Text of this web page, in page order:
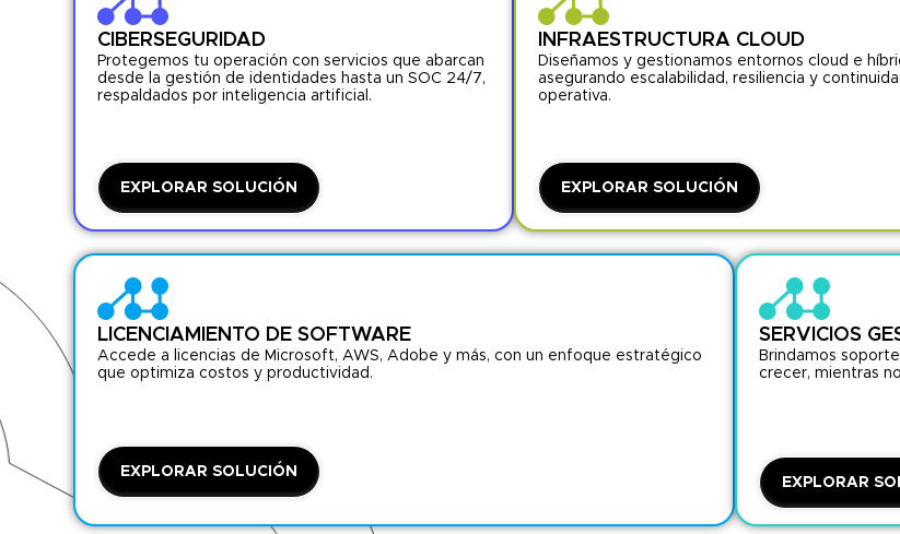
CIBERSEGURIDAD
Protegemos tu operación con servicios que abarcan
desde la gestión de identidades hasta un SOC 24/7,
respaldados por inteligencia artificial.
EXPLORAR SOLUCIÓN
INFRAESTRUCTURA CLOUD
Diseñamos y gestionamos entornos cloud e
asegurando escalabilidad, resiliencia y
operativa.
EXPLORAR SOLUCIÓN
LICENCIAMIENTO DE SOFTWARE
Accede a licencias de Microsoft, AWS, Adobe y más, con un enfoque estratégico
que optimiza costos y productividad.
EXPLORAR SOLUCIÓN
SERVICIOS
Brindamos
crecer, mientras
EXPLORAR